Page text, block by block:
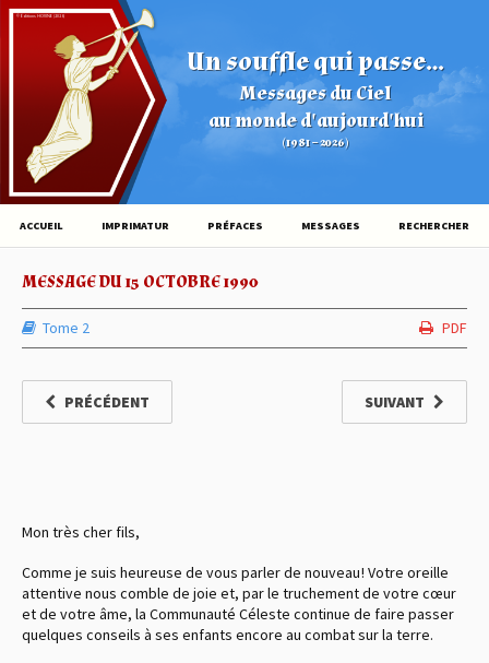
Un souffle qui passe...
Messages du Ciel
au monde d'aujourd'hui
(1981 – 2026)
© Éditions HOVINE (2026)
ACCUEIL IMPRIMATUR PRÉFACES MESSAGES RECHERCHER
MESSAGE DU 15 OCTOBRE 1990
Tome 2 PDF
PRÉCÉDENT SUIVANT
Mon très cher fils,
Comme je suis heureuse de vous parler de nouveau ! Votre oreille
attentive nous comble de joie et, par le truchement de votre cœur
et de votre âme, la Communauté Céleste continue de faire passer
quelques conseils à ses enfants encore au combat sur la terre.